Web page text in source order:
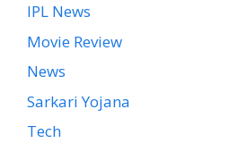
IPL News
Movie Review
News
Sarkari Yojana
Tech